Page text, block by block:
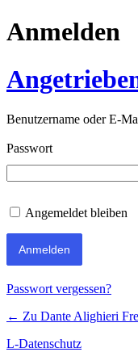
Anmelden
Benutzername oder E-
Passwort
Angemeldet bleiben
Passwort vergessen?
← Zu Dante Alighieri
L-Datenschutz